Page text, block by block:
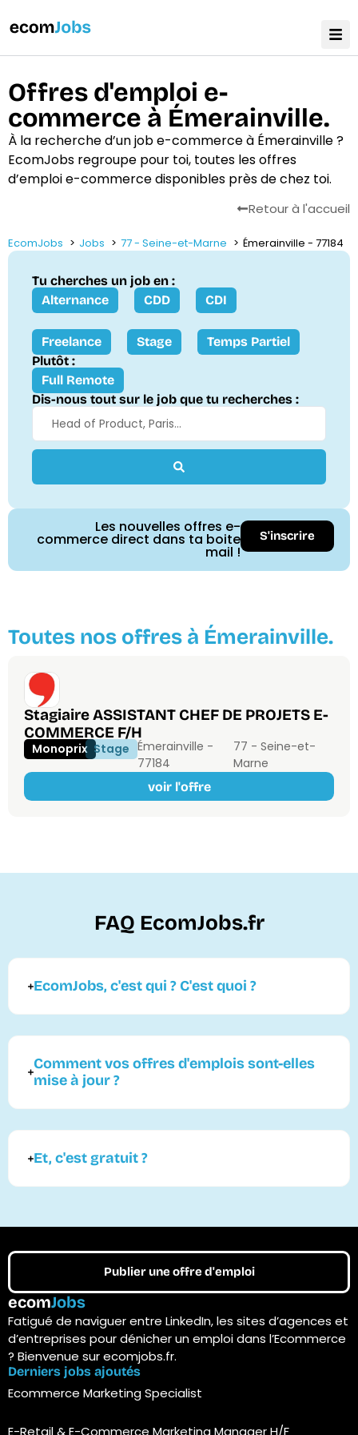
Offres d'emploi e-
commerce à Émerainville.
À la recherche d’un job e-commerce à Émerainville ?
EcomJobs regroupe pour toi, toutes les offres
d’emploi e-commerce disponibles près de chez toi.
Retour à l'accueil
EcomJobs Jobs 77 - Seine-et-Marne Émerainville - 77184
Tu cherches un job en :
Alternance
CDD CDI
Freelance Stage
Temps Partiel
Plutôt :
Full Remote
Dis-nous tout sur le job que tu recherches :
Les nouvelles offres e-
commerce direct dans ta boite
mail !
S'inscrire
Toutes nos offres à Émerainville.
Stagiaire ASSISTANT CHEF DE PROJETS E-
COMMERCE F/H
Monoprix Stage Émerainville -
77184
77 - Seine-et-
Marne
voir l'offre
FAQ EcomJobs.fr
EcomJobs, c'est qui ? C'est quoi ?
Comment vos offres d'emplois sont-elles
mise à jour ?
Et, c'est gratuit ?
ecomJobs
Fatigué de naviguer entre LinkedIn, les sites d’agences et
d’entreprises pour dénicher un emploi dans l’Ecommerce
? Bienvenue sur ecomjobs.fr.
Publier une offre d'emploi
Derniers jobs ajoutés
Ecommerce Marketing Specialist